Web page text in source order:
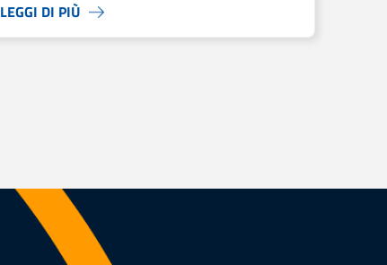
LEGGI DI PIÙ